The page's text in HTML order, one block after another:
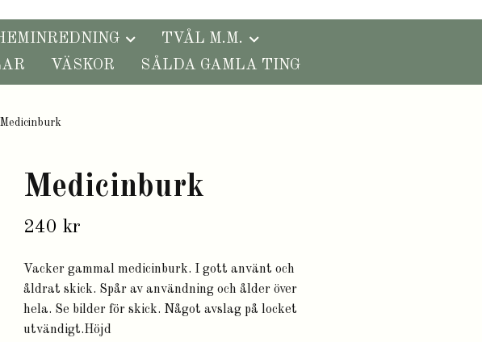
TVÅL M.M.
VÄSKOR SÅLDA GAMLA TING
Medicinburk
Medicinburk
240 kr
Vacker gammal medicinburk. I gott använt och
åldrat skick. Spår av användning och ålder över
hela. Se bilder för skick. Något avslag på locket
utvändigt.Höjd